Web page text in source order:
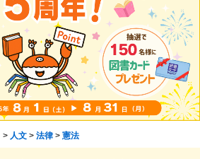
> 人文> 法律> 憲法